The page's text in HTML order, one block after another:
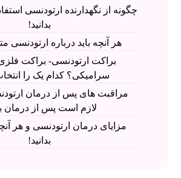
چگونه از نگهدارنده ارتودنسی
بدانید!
هر آنچه باید درباره ارتودنسی
براکت ارتودنسی- براکت
سرامیکی؟ کدام یک را
مراقبت های پس از درمان
لازم است پس از درمان
مزایای درمان ارتودنسی و هر
بدانید!